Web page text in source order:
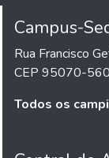
Campus-
Rua Francisco
CEP 95070-
Todos os